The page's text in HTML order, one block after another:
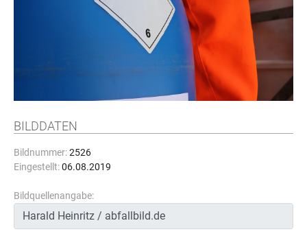
BILDDATEN
Bildnummer:2526
Eingestellt:06.08.2019
Bildquellenangabe: